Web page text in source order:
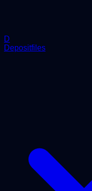
D
Depositfiles